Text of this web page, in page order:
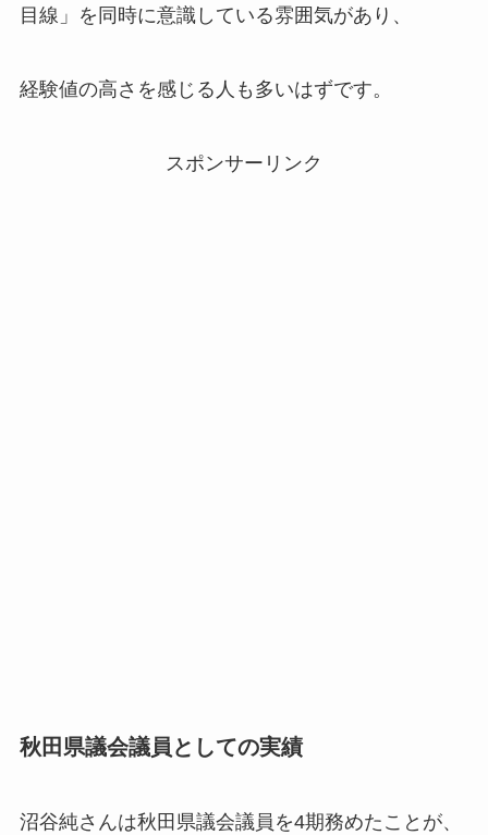
目線」を同時に意識している雰囲気があり、
経験値の高さを感じる人も多いはずです。
スポンサーリンク
秋田県議会議員としての実績
沼谷純さんは秋田県議会議員を4期務めたことが、